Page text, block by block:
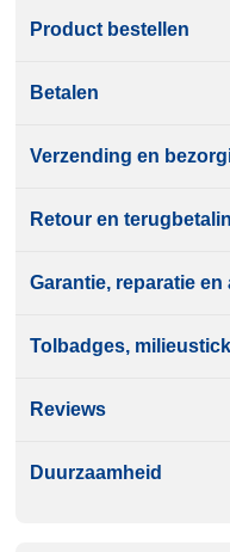
Product bestellen
Betalen
Verzending en
Retour en
Garantie, reparatie
Tolbadges,
Reviews
Duurzaamheid